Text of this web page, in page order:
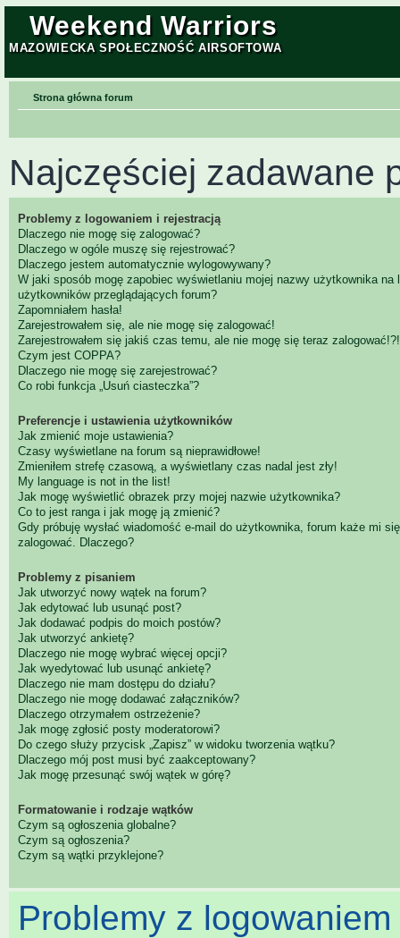
Weekend Warriors
MAZOWIECKA SPOŁECZNOŚĆ AIRSOFTOWA
Strona główna forum
Najczęściej zadawane
Problemy z logowaniem i rejestracją
Dlaczego nie mogę się zalogować?
Dlaczego w ogóle muszę się rejestrować?
Dlaczego jestem automatycznie wylogowywany?
W jaki sposób mogę zapobiec wyświetlaniu mojej nazwy użytkownika na
użytkowników przeglądających forum?
Zapomniałem hasła!
Zarejestrowałem się, ale nie mogę się zalogować!
Zarejestrowałem się jakiś czas temu, ale nie mogę się teraz zalogować!?!
Czym jest COPPA?
Dlaczego nie mogę się zarejestrować?
Co robi funkcja „Usuń ciasteczka”?
Preferencje i ustawienia użytkowników
Jak zmienić moje ustawienia?
Czasy wyświetlane na forum są nieprawidłowe!
Zmieniłem strefę czasową, a wyświetlany czas nadal jest zły!
My language is not in the list!
Jak mogę wyświetlić obrazek przy mojej nazwie użytkownika?
Co to jest ranga i jak mogę ją zmienić?
Gdy próbuję wysłać wiadomość e-mail do użytkownika, forum każe mi się
zalogować. Dlaczego?
Problemy z pisaniem
Jak utworzyć nowy wątek na forum?
Jak edytować lub usunąć post?
Jak dodawać podpis do moich postów?
Jak utworzyć ankietę?
Dlaczego nie mogę wybrać więcej opcji?
Jak wyedytować lub usunąć ankietę?
Dlaczego nie mam dostępu do działu?
Dlaczego nie mogę dodawać załączników?
Dlaczego otrzymałem ostrzeżenie?
Jak mogę zgłosić posty moderatorowi?
Do czego służy przycisk „Zapisz” w widoku tworzenia wątku?
Dlaczego mój post musi być zaakceptowany?
Jak mogę przesunąć swój wątek w górę?
Formatowanie i rodzaje wątków
Czym są ogłoszenia globalne?
Czym są ogłoszenia?
Czym są wątki przyklejone?
Problemy z